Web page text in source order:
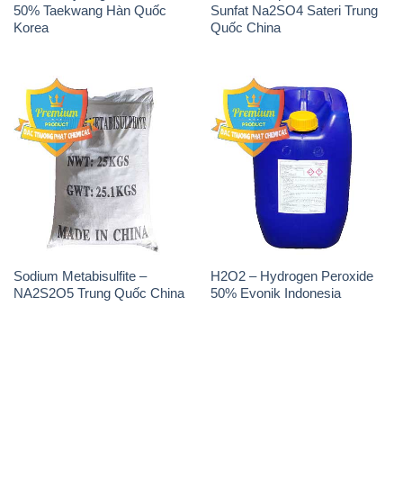
50% Taekwang Hàn Quốc
Korea
Sunfat Na2SO4 Sateri Trung
Quốc China
Sodium Metabisulfite –
NA2S2O5 Trung Quốc China
H2O2 – Hydrogen Peroxide
50% Evonik Indonesia